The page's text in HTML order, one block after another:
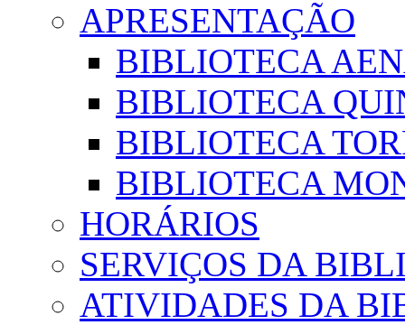
APRESENTAÇÃO
BIBLIOTECA
BIBLIOTECA
BIBLIOTECA
BIBLIOTECA
HORÁRIOS
SERVIÇOS DA
ATIVIDADES DA